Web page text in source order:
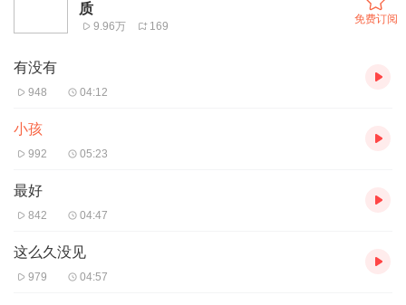
质
9.96万 169
免费订阅
有没有
948 04:12
小孩
992 05:23
最好
842 04:47
这么久没见
979 04:57